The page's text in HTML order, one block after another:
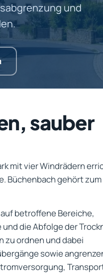
und
sauber
mit vier Windrädern
gehört zum
betroffene Bereiche,
die Abfolge der
zu ordnen und dabei
sowie